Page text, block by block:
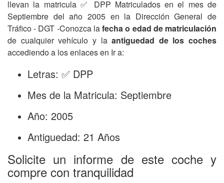
llevan la matricula ✅ DPP Matriculados en el mes de
Septiembre del año 2005 en la Dirección General de
Tráfico - DGT -Conozca lafecha o edad de matriculación
de cualquier vehículo y laantiguedad de los coches
accediendo a los enlaces en Ir a:
Letras: ✅ DPP
Mes de la Matricula: Septiembre
Año: 2005
Antiguedad: 21 Años
Solicite un informe de este coche y
compre con tranquilidad